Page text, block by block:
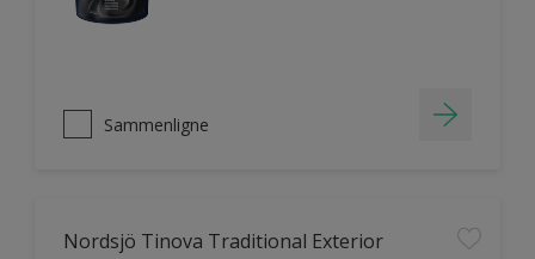
Sammenligne
Nordsjö Tinova Traditional Exterior